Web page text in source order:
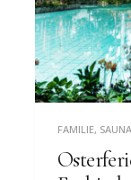
FAMILIE,